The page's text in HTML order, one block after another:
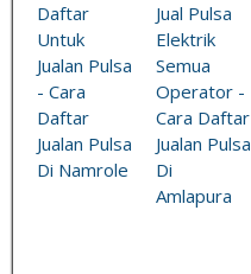
Daftar
Untuk
Jualan Pulsa
- Cara
Daftar
Jualan Pulsa
Di Namrole
Jual Pulsa
Elektrik
Semua
Operator -
Cara Daftar
Jualan Pulsa
Di
Amlapura